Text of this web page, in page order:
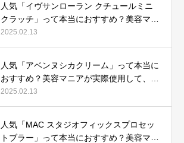
人気「イヴサンローラン クチュールミニ
クラッチ」って本当におすすめ？美容マニ
アが実際使用して口コミを検証！
2025.02.13
人気「アベンヌシカクリーム」って本当に
おすすめ？美容マニアが実際使用して、口
コミを検証！
2025.02.13
人気「MAC スタジオフィックスプロセッ
トブラー」って本当におすすめ？美容マニ